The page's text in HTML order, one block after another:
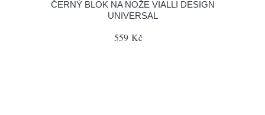
ČERNÝ BLOK NA NOŽE VIALLI DESIGN
UNIVERSAL
559 Kč